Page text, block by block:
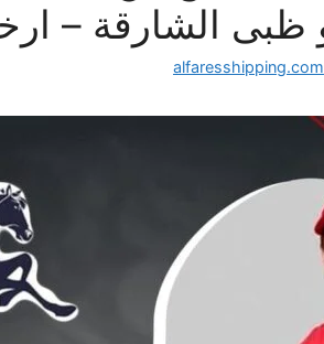
ظبى الشارقة –
alfaresshipping.com